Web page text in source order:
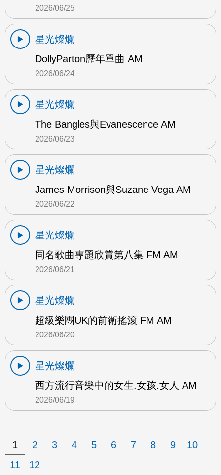
2026/06/25
星光燦爛
DollyParton歷年單曲 AM
2026/06/24
星光燦爛
The Bangles與Evanescence AM
2026/06/23
星光燦爛
James Morrison與Suzane Vega AM
2026/06/22
星光燦爛
同名歌曲專題欣賞第八集 FM AM
2026/06/21
星光燦爛
超級樂團UK的前衛搖滾 FM AM
2026/06/20
星光燦爛
西方流行音樂中的女生.女孩.女人 AM
2026/06/19
1 2 3 4 5 6 7 8 9
10
11
12